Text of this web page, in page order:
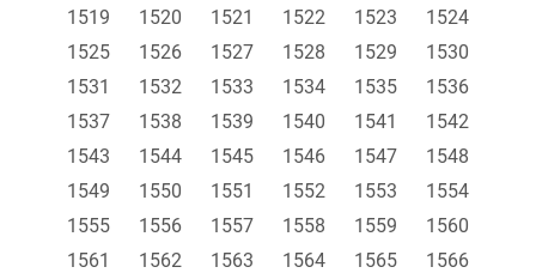
1519
1520 1521 1522 1523
1524
1525
1526 1527 1528 1529
1530
1531
1532 1533 1534 1535
1536
1537
1538 1539 1540 1541
1542
1543
1544 1545 1546 1547
1548
1549
1550 1551 1552 1553
1554
1555
1556 1557 1558 1559
1560
1561
1562 1563 1564 1565
1566